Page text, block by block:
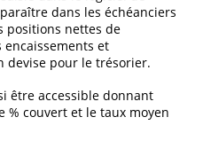
dans les échéanciers
positions nettes de
et
devise pour le trésorier.
être accessible donnant
% couvert et le taux moyen